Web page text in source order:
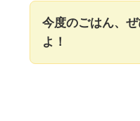
今度のごはん、
よ！